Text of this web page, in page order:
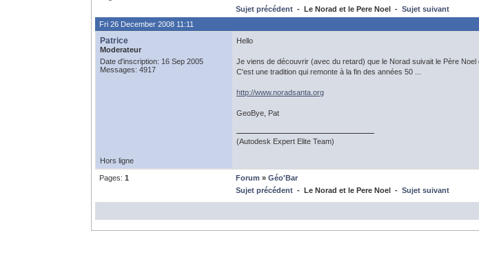
Sujet précédent - Le Norad et le Pere Noel - Sujet suivant
Fri 26 December 2008 11:11
Patrice
Moderateur
Date d'inscription: 16 Sep 2005
Messages: 4917
Hello
Je viens de découvrir (avec du retard) que le Norad suivait le Père Noel
C'est une tradition qui remonte à la fin des années 50 ...
http://www.noradsanta.org
GeoBye, Pat
(Autodesk Expert Elite Team)
Hors ligne
Pages: 1 Forum » Géo'Bar
Sujet précédent - Le Norad et le Pere Noel - Sujet suivant